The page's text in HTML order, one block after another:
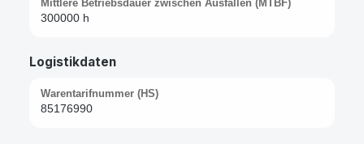
Mittlere Betriebsdauer zwischen Ausfällen (MTBF)
300000 h
Logistikdaten
Warentarifnummer (HS)
85176990